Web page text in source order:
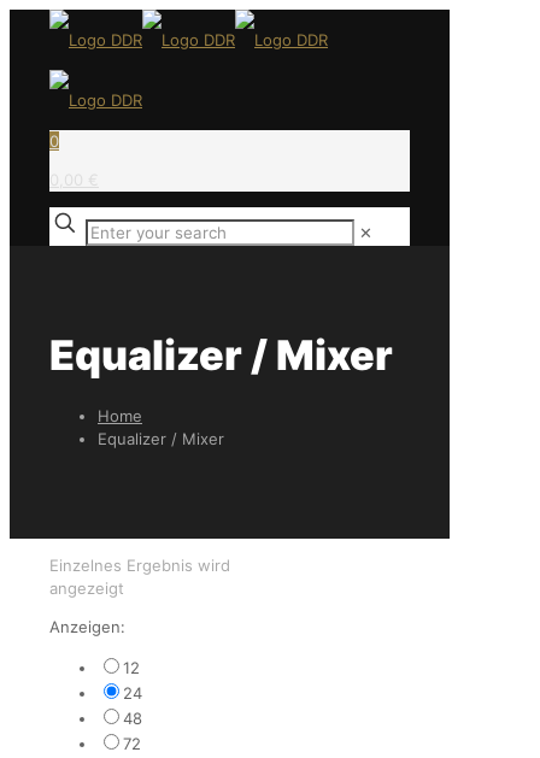
0
0,00 €
✕
Equalizer / Mixer
Home
Equalizer / Mixer
Einzelnes Ergebnis wird
angezeigt
Anzeigen:
12
24
48
72